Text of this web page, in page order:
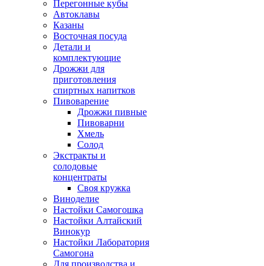
Перегонные кубы
Автоклавы
Казаны
Восточная посуда
Детали и
комплектующие
Дрожжи для
приготовления
спиртных напитков
Пивоварение
Дрожжи пивные
Пивоварни
Хмель
Солод
Экстракты и
солодовые
концентраты
Своя кружка
Виноделие
Настойки Самогошка
Настойки Алтайский
Винокур
Настойки Лаборатория
Самогона
Для производства и